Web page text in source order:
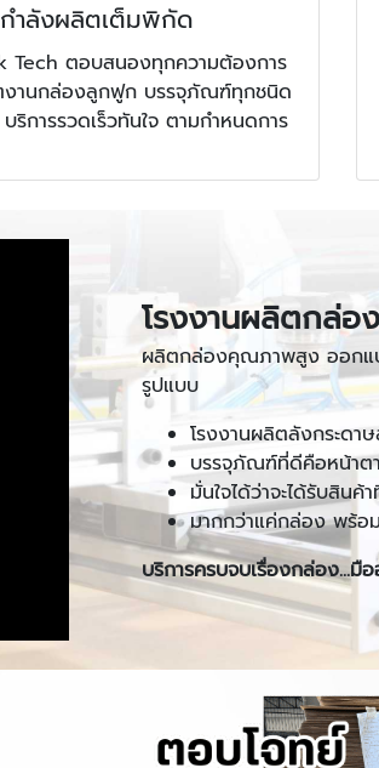
กำลังผลิตเต็มพิกัด
Tech ตอบสนองทุกความต้องการ
านกล่องลูกฟูก บรรจุภัณฑ์ทุกชนิด
ริการรวดเร็วทันใจ ตามกำหนดการ
โรงงานผลิตกล่อ
ผลิตกล่องคุณภาพสูง ออกแ
รูปแบบ
โรงงานผลิตลังกระดา
บรรจุภัณฑ์ที่ดีคือหน้าต
มั่นใจได้ว่าจะได้รับสิน
มากกว่าแค่กล่อง พร้อ
บริการครบจบเรื่องกล่อง...มื